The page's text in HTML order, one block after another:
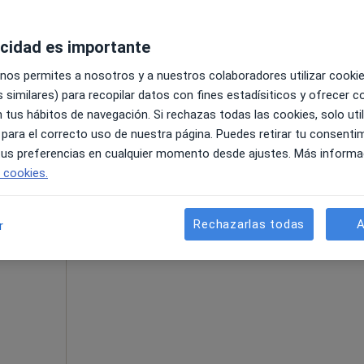
Primera visita Traumatología y Cirugía Ortopédica
es importante
permites a nosotros y a nuestros colaboradores utilizar
similares) para recopilar datos con fines estadísiticos y ofrecer
tus hábitos de navegación. Si rechazas todas las cookies, solo
el correcto uso de nuestra página. Puedes retirar tu
preferencias en cualquier momento desde ajustes. Más
Rechazarlas todas